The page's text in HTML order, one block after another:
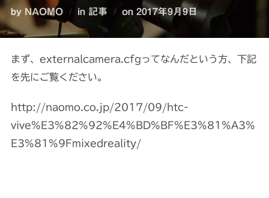
by NAOMO in 記事 on 投
稿
2017年9月9日
まず、externalcamera.cfgってなんだという方、下記
を先にご覧ください。
http://naomo.co.jp/2017/09/htc-
vive%E3%82%92%E4%BD%BF%E3%81%A3%
E3%81%9Fmixedreality/